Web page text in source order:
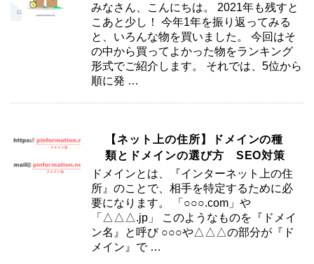
みなさん、こんにちは。 2021年も残すと
こあと少し！ 今年1年を振り返ってみる
と、いろんな物を買いました。 今回はそ
の中から買ってよかった物をランキング
形式でご紹介します。 それでは、5位から
順に発 …
【ネット上の住所】ドメインの種
類とドメインの選び方 SEO対策
ドメインとは、『インターネット上の住
所』のことで、相手を特定するために必
要になります。 「○○○.com」や
「△△△.jp」 このようなものを『ドメイ
ン名』と呼び ○○○や△△△の部分が『ド
メイン』で …